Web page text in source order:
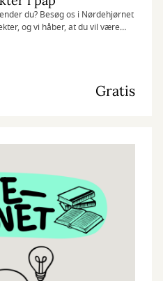
du? Besøg os i Nørdehjørnet
og vi håber, at du vil være
der elsker at udfordre din
nye og genbrugte
og skaber skøre, vilde ogGratis